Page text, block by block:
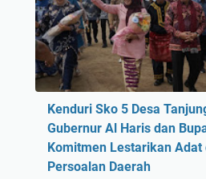
Kenduri Sko 5 Desa
Gubernur Al Haris dan
Komitmen Lestarikan Adat
Persoalan Daerah